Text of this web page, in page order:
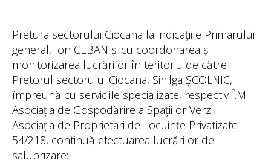
Pretura sectorului Ciocana la indicațiile Primarului
general, Ion CEBAN și cu coordonarea și
monitorizarea lucrărilor în teritoriu de către
Pretorul sectorului Ciocana, Sinilga ȘCOLNIC,
împreună cu serviciile specializate, respectiv Î.M.
Asociația de Gospodărire a Spațiilor Verzi,
Asociația de Proprietari de Locuințe Privatizate
54/218, continuă efectuarea lucrărilor de
salubrizare: